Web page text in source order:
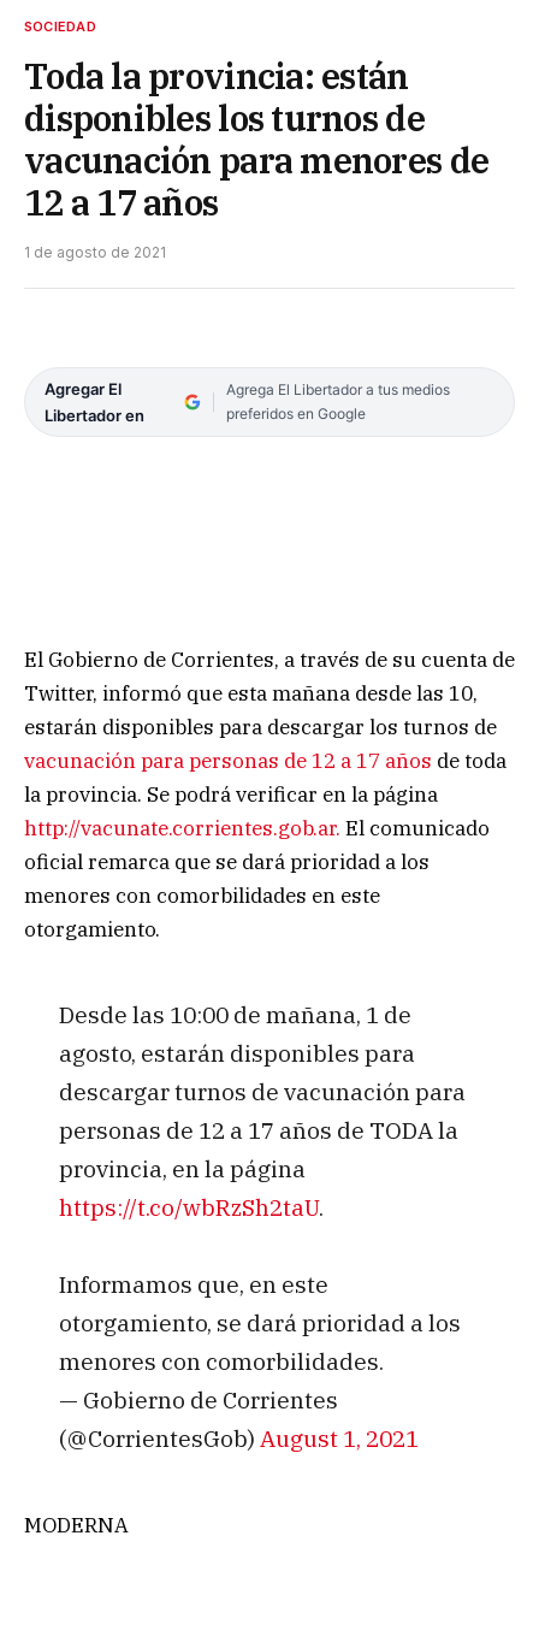
SOCIEDAD
Toda la provincia: están
disponibles los turnos de
vacunación para menores de
12 a 17 años
1 de agosto de 2021
Agregar El
Libertador en
Agrega El Libertador a tus medios
preferidos en Google
El Gobierno de Corrientes, a través de su cuenta de
Twitter, informó que esta mañana desde las 10,
estarán disponibles para descargar los turnos de
vacunación para personas de 12 a 17 años de toda
la provincia. Se podrá verificar en la página
http://vacunate.corrientes.gob.ar. El comunicado
oficial remarca que se dará prioridad a los
menores con comorbilidades en este
otorgamiento.
Desde las 10:00 de mañana, 1 de
agosto, estarán disponibles para
descargar turnos de vacunación para
personas de 12 a 17 años de TODA la
provincia, en la página
https://t.co/wbRzSh2taU.
Informamos que, en este
otorgamiento, se dará prioridad a los
menores con comorbilidades.
— Gobierno de Corrientes
(@CorrientesGob) August 1, 2021
MODERNA